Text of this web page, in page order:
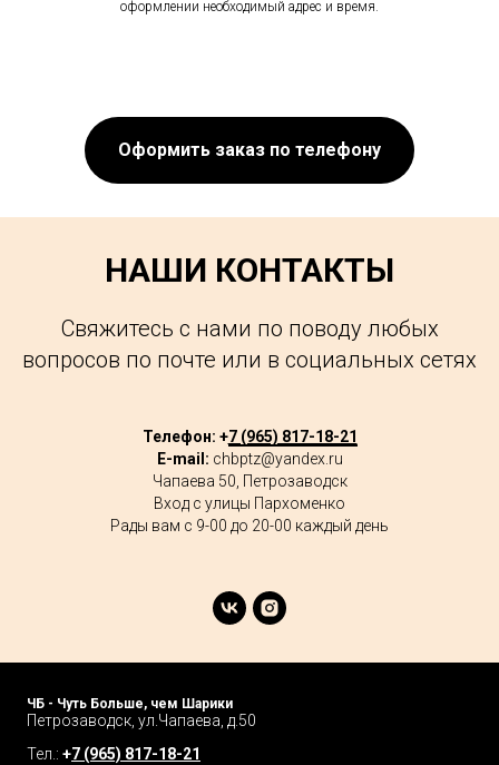
оформлении необходимый адрес и время.
Оформить заказ по телефону
НАШИ КОНТАКТЫ
Свяжитесь с нами по поводу любых
вопросов по почте или в социальных сетях
Телефон: +7 (965) 817-18-21
E-mail: chbptz@yandex.ru
Чапаева 50, Петрозаводск
Вход с улицы Пархоменко
Рады вам с 9-00 до 20-00 каждый день
ЧБ - Чуть Больше, чем Шарики
Петрозаводск, ул.Чапаева, д.50
Тел.: +7 (965) 817-18-21